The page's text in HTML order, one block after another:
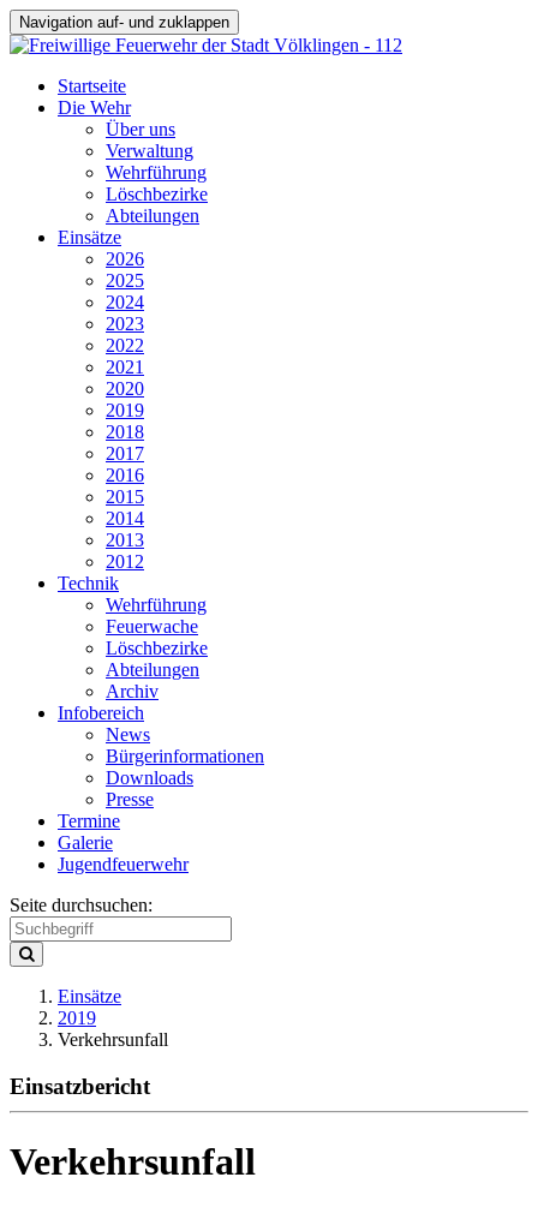
Navigation auf- und zuklappen
Startseite
Die Wehr
Über uns
Verwaltung
Wehrführung
Löschbezirke
Abteilungen
Einsätze
2026
2025
2024
2023
2022
2021
2020
2019
2018
2017
2016
2015
2014
2013
2012
Technik
Wehrführung
Feuerwache
Löschbezirke
Abteilungen
Archiv
Infobereich
News
Bürgerinformationen
Downloads
Presse
Termine
Galerie
Jugendfeuerwehr
Seite durchsuchen:
Einsätze
2019
Verkehrsunfall
Einsatzbericht
Verkehrsunfall